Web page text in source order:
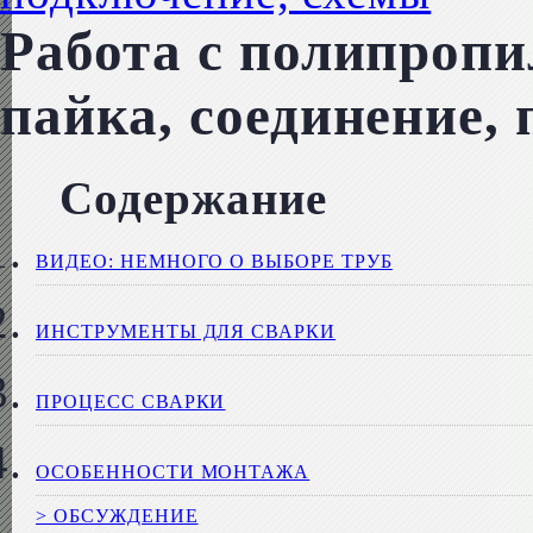
Работа с
пайка, соединение,
Содержание
ВИДЕО: НЕМНОГО О ВЫБОРЕ ТРУБ
ИНСТРУМЕНТЫ ДЛЯ СВАРКИ
ПРОЦЕСС СВАРКИ
ОСОБЕННОСТИ МОНТАЖА
> ОБСУЖДЕНИЕ